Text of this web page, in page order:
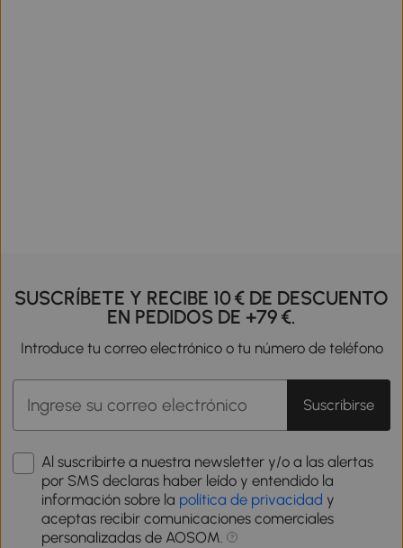
SUSCRÍBETE Y RECIBE 10 € DE DESCUENTO
EN PEDIDOS DE +79 €.
Introduce tu correo electrónico o tu número de teléfono
Suscribirse
Al suscribirte a nuestra newsletter y/o a las alertas
por SMS declaras haber leído y entendido la
información sobre la política de privacidad y
aceptas recibir comunicaciones comerciales
personalizadas de AOSOM.